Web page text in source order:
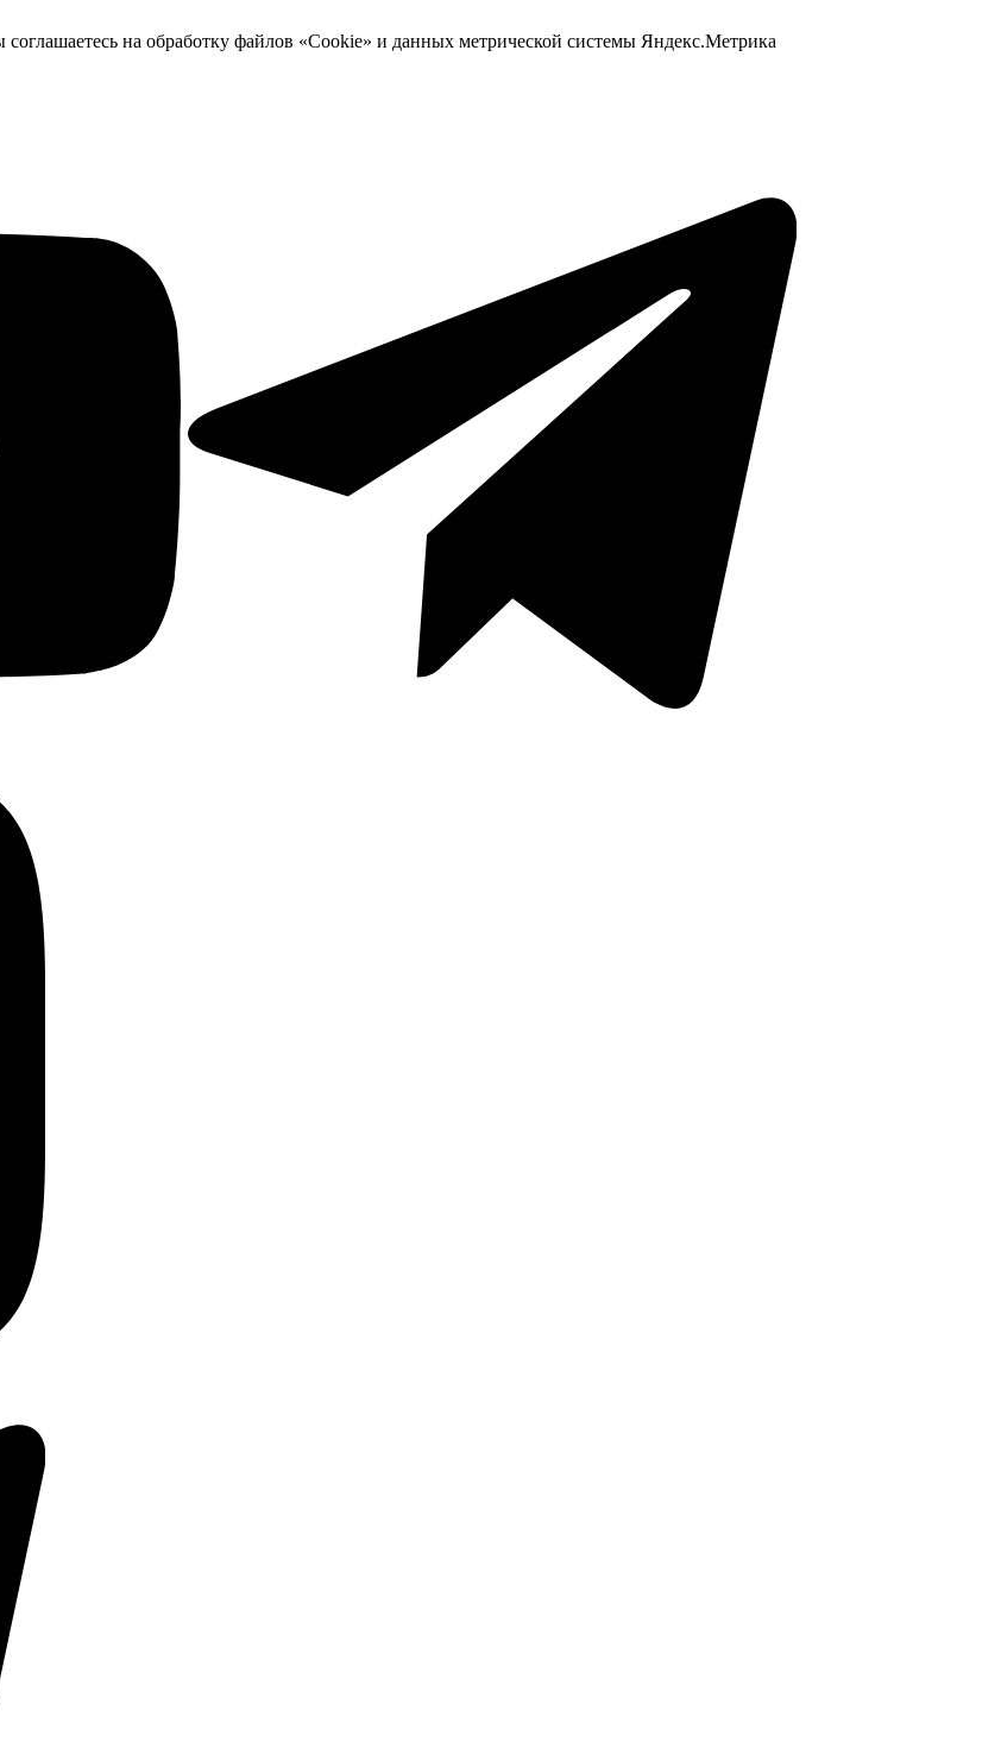
на обработку файлов «Cookie» и данных метрической системы Яндекс.Метрика